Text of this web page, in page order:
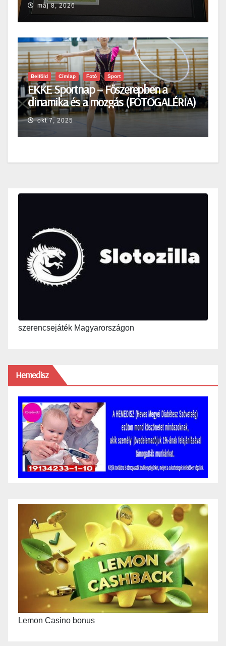
máj 8, 2026
Belföld Címlap Fotó Sport
EKKE Sportnap – Főszerepben a
dinamika és a mozgás (FOTOGALÉRIA)
okt 7, 2025
szerencsejáték Magyarországon
Hemedisz
Lemon Casino bonus